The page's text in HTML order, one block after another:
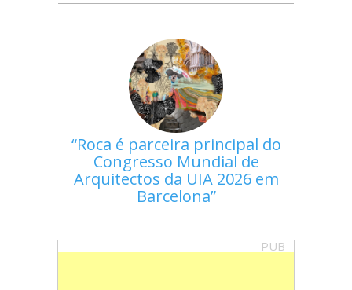
Roca é parceira principal do
Congresso Mundial de
Arquitectos da UIA 2026 em
Barcelona
PUB